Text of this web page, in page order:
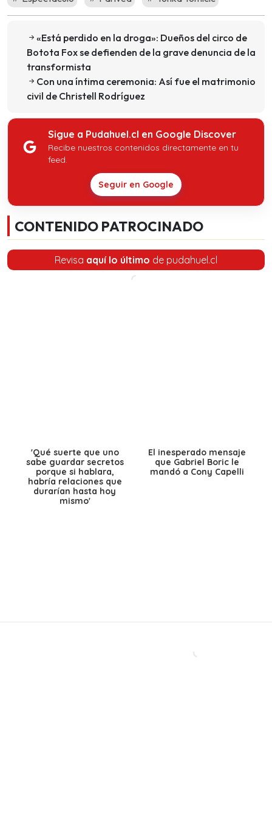
«Está perdido en la droga»: Dueños del circo de
Botota Fox se defienden de la grave denuncia de la
transformista
Con una íntima ceremonia: Así fue el matrimonio
civil de Christell Rodríguez
Sigue a Pudahuel.cl en Google Discover
Recibe nuestros contenidos directamente en tu
feed.
Seguir en Google
CONTENIDO PATROCINADO
Revisa aquí lo último de pudahuel.cl
'Qué suerte que uno
sabe guardar secretos
porque si hablara,
habría relaciones que
durarían hasta hoy
mismo'
El inesperado mensaje
que Gabriel Boric le
mandó a Cony Capelli